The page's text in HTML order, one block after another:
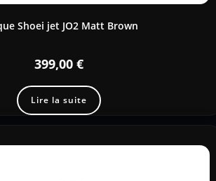
Shoei jet JO2 Matt Brown
399,00 €
Lire la suite